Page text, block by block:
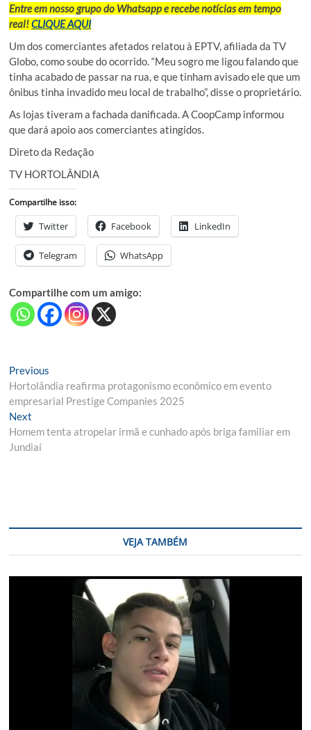
Entre em nosso grupo do Whatsapp e recebe notícias em tempo
real!CLIQUE AQUI
Um dos comerciantes afetados relatou à EPTV, afiliada da TV
Globo, como soube do ocorrido. “Meu sogro me ligou falando que
tinha acabado de passar na rua, e que tinham avisado ele que um
ônibus tinha invadido meu local de trabalho”, disse o proprietário.
As lojas tiveram a fachada danificada. A CoopCamp informou
que dará apoio aos comerciantes atingidos.
Direto da Redação
TV HORTOLÂNDIA
Compartilhe isso:
Twitter Facebook LinkedIn
Telegram WhatsApp
Compartilhe com um amigo:
Navegação
de
Post
Previous
post:
Hortolândia reafirma protagonismo econômico em evento
empresarial Prestige Companies 2025
Next
post:
Homem tenta atropelar irmã e cunhado após briga familiar em
Jundiaí
VEJA TAMBÉM